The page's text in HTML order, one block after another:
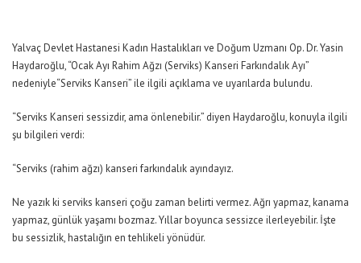
Yalvaç Devlet Hastanesi Kadın Hastalıkları ve Doğum Uzmanı Op. Dr. Yasin
Haydaroğlu, “Ocak Ayı Rahim Ağzı (Serviks) Kanseri Farkındalık Ayı”
nedeniyle“Serviks Kanseri” ile ilgili açıklama ve uyarılarda bulundu.
“Serviks Kanseri sessizdir, ama önlenebilir.” diyen Haydaroğlu, konuyla ilgili
şu bilgileri verdi:
“Serviks (rahim ağzı) kanseri farkındalık ayındayız.
Ne yazık ki serviks kanseri çoğu zaman belirti vermez. Ağrı yapmaz, kanama
yapmaz, günlük yaşamı bozmaz. Yıllar boyunca sessizce ilerleyebilir. İşte
bu sessizlik, hastalığın en tehlikeli yönüdür.